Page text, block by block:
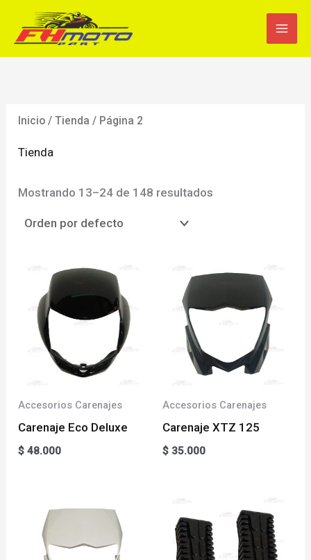
Inicio /Tienda / Página 2
Tienda
Mostrando 13–24 de 148 resultados
Accesorios Carenajes
Carenaje Eco Deluxe
$ 48.000
Accesorios Carenajes
Carenaje XTZ 125
$ 35.000